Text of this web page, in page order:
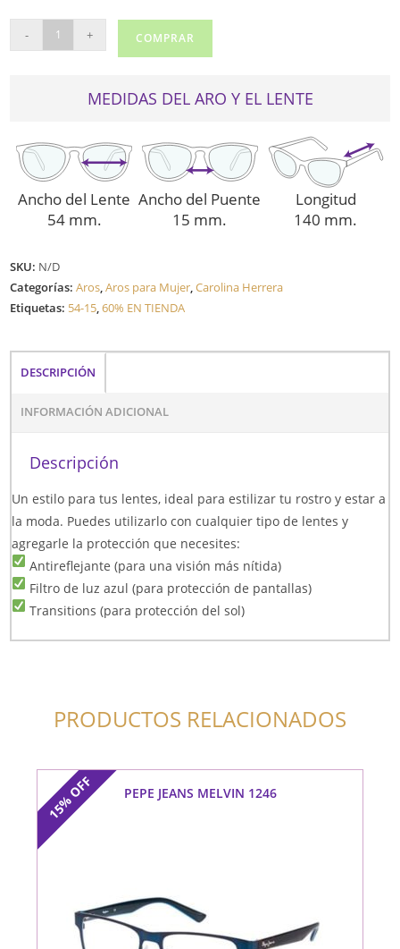
CAROLINA
HERRERA
- + COMPRAR
MEDIDAS DEL ARO Y EL LENTE
Ancho del Lente
54 mm.
Ancho del Puente
15 mm.
Longitud
140 mm.
SKU: N/D
Categorías:Aros,Aros para Mujer,Carolina Herrera
Etiquetas: 54-15,60% EN TIENDA
DESCRIPCIÓN
INFORMACIÓN ADICIONAL
Descripción
Un estilo para tus lentes, ideal para estilizar tu rostro y estar a
la moda. Puedes utilizarlo con cualquier tipo de lentes y
agregarle la protección que necesites:
Antireflejante (para una visión más nítida)
Filtro de luz azul (para protección de pantallas)
Transitions (para protección del sol)
PRODUCTOS RELACIONADOS
15%
OFF PEPE JEANS MELVIN 1246